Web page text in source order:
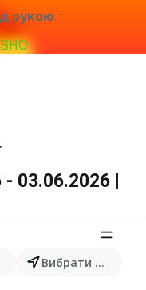
рукою
товарів... Вибрати місто
03.06.2026 |